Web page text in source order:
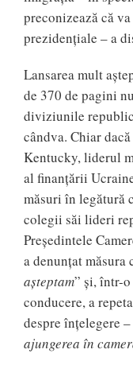
preconizează că
prezidențiale – a
Lansarea mult
de 370 de pagini
diviziunile
cândva. Chiar
Kentucky, liderul
al finanțării
măsuri în legătură
colegii săi lideri
Președintele
a denunțat măsura
așteptam” și, într-
conducere, a
despre înțelegere –
ajungerea în